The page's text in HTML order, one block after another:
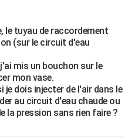
le tuyau de raccordement
(sur le circuit d'eau
mis un bouchon sur le
mon vase.
dois injecter de l'air dans le
au circuit d'eau chaude ou
la pression sans rien faire ?